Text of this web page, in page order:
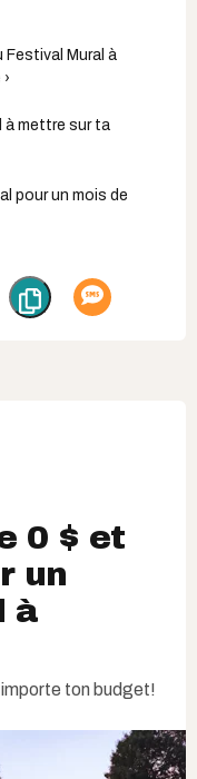
Mural à
à mettre sur ta
pour un mois de
0 $ et
un
à
ton budget!